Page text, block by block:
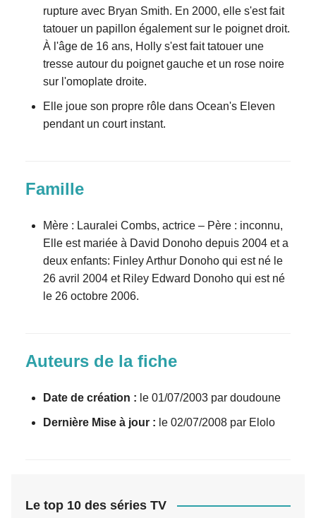
rupture avec Bryan Smith. En 2000, elle s'est fait
tatouer un papillon également sur le poignet droit.
À l'âge de 16 ans, Holly s'est fait tatouer une
tresse autour du poignet gauche et un rose noire
sur l'omoplate droite.
Elle joue son propre rôle dans Ocean's Eleven
pendant un court instant.
Famille
Mère : Lauralei Combs, actrice – Père : inconnu,
Elle est mariée à David Donoho depuis 2004 et a
deux enfants: Finley Arthur Donoho qui est né le
26 avril 2004 et Riley Edward Donoho qui est né
le 26 octobre 2006.
Auteurs de la fiche
Date de création : le 01/07/2003 par doudoune
Dernière Mise à jour : le 02/07/2008 par Elolo
Le top 10 des séries TV